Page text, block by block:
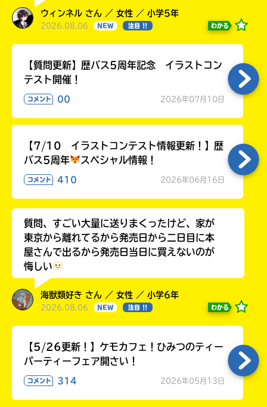
ウィンネル さん ／ 女性 ／ 小学5年
2026.08.06 NEW 注目 !! わかる
【質問更新】歴バス5周年記念 イラストコン
テスト開催！
コメント 00 2026年07月10日
【7/10 イラストコンテスト情報更新！】歴
バス5周年
スペシャル情報！
コメント 410 2026年06月16日
質問、すごい大量に送りまくったけど、家が
東京から離れてるから発売日から二日目に本
屋さんで出るから発売日当日に買えないのが
悔しい
海獣類好き さん ／ 女性 ／ 小学6年
2026.08.06 NEW 注目 !! わかる
【5/26更新！】ケモカフェ！ひみつのティー
パーティーフェア開さい！
コメント 314 2026年05月13日